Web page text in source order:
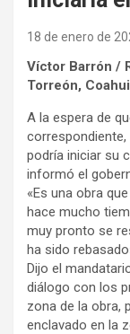
18 de enero de
Víctor Barrón /
Torreón,
A la espera de
podría iniciar su
informó el
«Es una obra
hace mucho
muy pronto se
ha sido
Dijo el
diálogo con los
zona de la obra,
enclavado en la